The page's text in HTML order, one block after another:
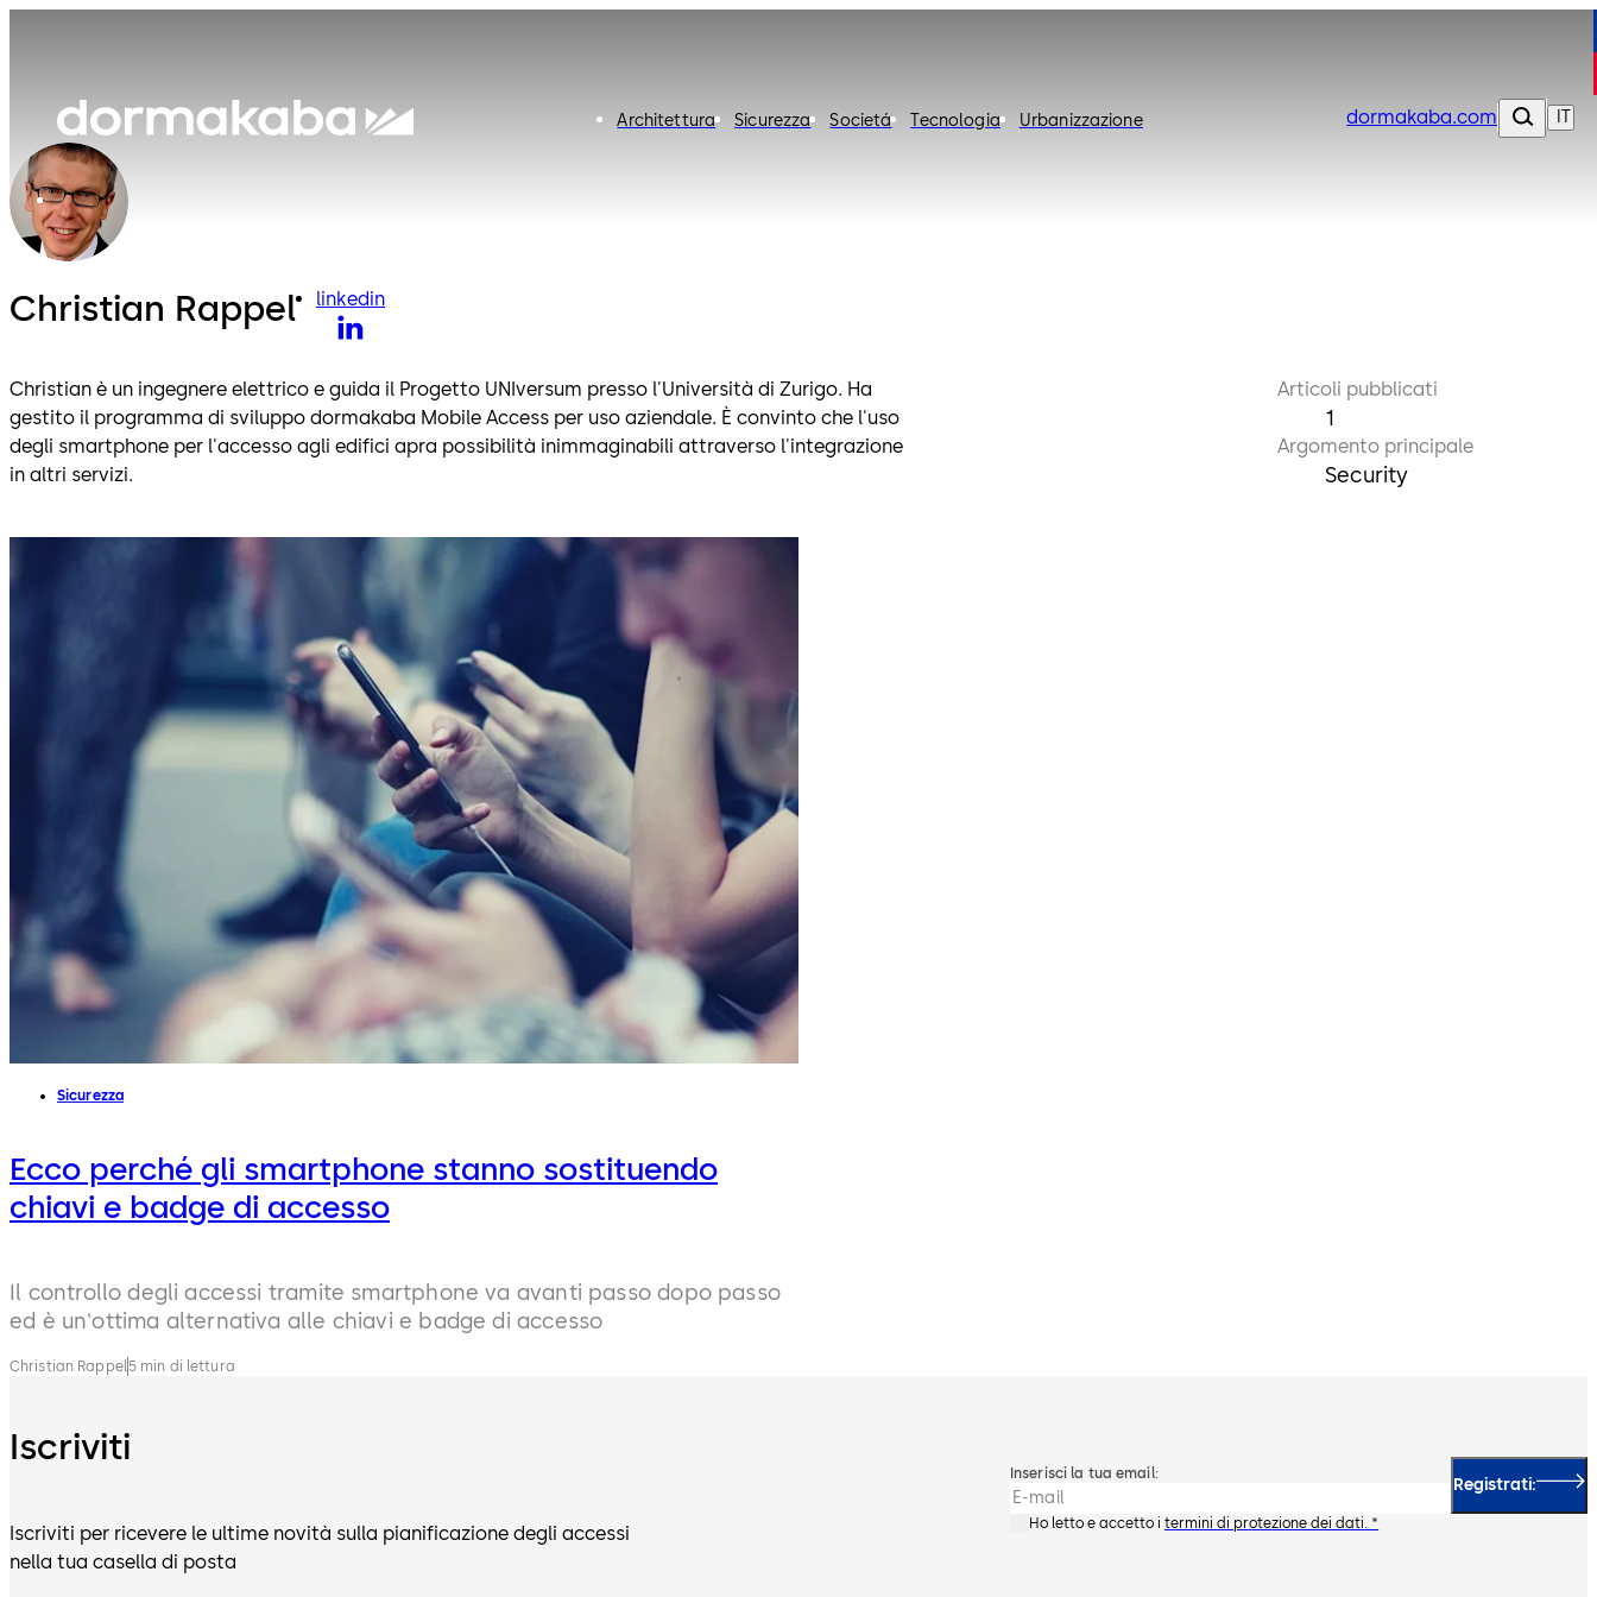
Architettura Sicurezza Societá Tecnologia Urbanizzazione dormakaba.com IT
Christian Rappel
linkedin
linkedin
Christian è un ingegnere elettrico e guida il Progetto UNIversum presso l'Università di Zurigo. Ha
gestito il programma di sviluppo dormakaba Mobile Access per uso aziendale. È convinto che l'uso
degli smartphone per l'accesso agli edifici apra possibilità inimmaginabili attraverso l'integrazione
in altri servizi.
Articoli pubblicati
1
Argomento principale
Security
Sicurezza
Ecco perché gli smartphone stanno sostituendo
chiavi e badge di accesso
Il controllo degli accessi tramite smartphone va avanti passo dopo passo
ed è un'ottima alternativa alle chiavi e badge di accesso
Christian Rappel5 min di lettura
Iscriviti
Iscriviti per ricevere le ultime novità sulla pianificazione degli accessi
nella tua casella di posta
Inserisci la tua email:
Registrati:
Ho letto e accetto i termini di protezione dei dati. *